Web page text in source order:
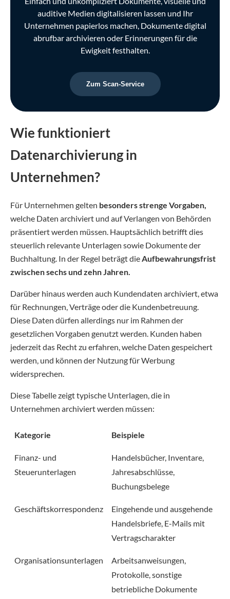
auditive Medien digitalisieren lassen und Ihr
Unternehmen papierlos machen, Dokumente digital
abrufbar archivieren oder Erinnerungen für die
Ewigkeit festhalten.
Zum Scan-Service
Wie funktioniert
Datenarchivierung in
Unternehmen?
Für Unternehmen gelten besonders strenge Vorgaben,
welche Daten archiviert und auf Verlangen von Behörden
präsentiert werden müssen. Hauptsächlich betrifft dies
steuerlich relevante Unterlagen sowie Dokumente der
Buchhaltung. In der Regel beträgt dieAufbewahrungsfrist
zwischen sechs und zehn Jahren.
Darüber hinaus werden auch Kundendaten archiviert, etwa
für Rechnungen, Verträge oder die Kundenbetreuung.
Diese Daten dürfen allerdings nur im Rahmen der
gesetzlichen Vorgaben genutzt werden. Kunden haben
jederzeit das Recht zu erfahren, welche Daten gespeichert
werden, und können der Nutzung für Werbung
widersprechen.
Diese Tabelle zeigt typische Unterlagen, die in
Unternehmen archiviert werden müssen:
Kategorie Beispiele
Finanz- und
Steuerunterlagen
Handelsbücher, Inventare,
Jahresabschlüsse,
Buchungsbelege
Geschäftskorrespondenz
Eingehende und ausgehende
Handelsbriefe, E-Mails mit
Vertragscharakter
Organisationsunterlagen
Arbeitsanweisungen,
Protokolle, sonstige
betriebliche Dokumente